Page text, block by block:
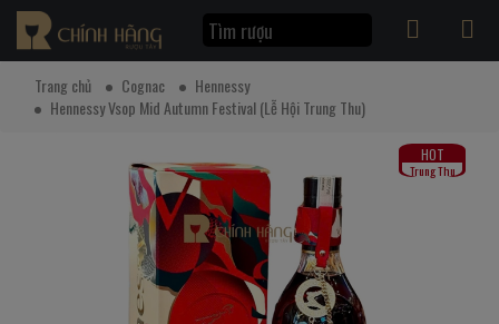
Trang chủ Cognac
Hennessy
Hennessy Vsop Mid Autumn Festival (Lễ Hội Trung Thu)
HOT
Trung Thu